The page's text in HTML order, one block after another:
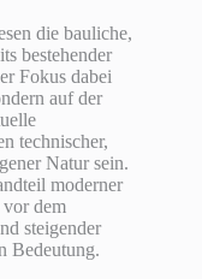
die bauliche,
bestehender
Fokus dabei
auf der
technischer,
Natur sein.
moderner
dem
steigender
Bedeutung.